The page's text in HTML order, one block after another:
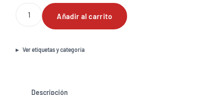
Polea
doble
para
de
Añadir al carrito
Ver etiquetas y categoría
Descripción